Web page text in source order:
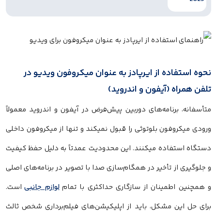
نحوه استفاده از ایرپادز به عنوان میکروفون ویدیو در
تلفن همراه (آیفون و اندروید)
متأسفانه، برنامه‌های دوربین پیش‌فرض در آیفون و اندروید معمولاً
ورودی میکروفون بلوتوثی را قبول نمیکند و تنها از میکروفون داخلی
دستگاه استفاده میکنند. این محدودیت عمدتاً به دلیل حفظ کیفیت
و جلوگیری از تأخیر در همگام‌سازی صدا با تصویر در برنامه‌های اصلی
و همچنین اطمینان از سازگاری حداکثری با تماملوازم جانبیاست.
برای حل این مشکل، باید از اپلیکیشن‌های فیلم‌برداری شخص ثالث